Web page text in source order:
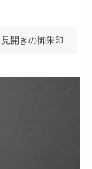
見開きの御朱印